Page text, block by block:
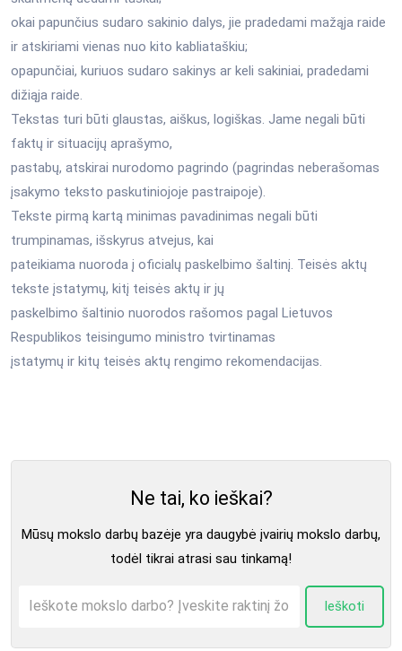
okai papunčius sudaro sakinio dalys, jie pradedami mažąja raide
ir atskiriami vienas nuo kito kabliataškiu;
opapunčiai, kuriuos sudaro sakinys ar keli sakiniai, pradedami
dižiąja raide.
Tekstas turi būti glaustas, aiškus, logiškas. Jame negali būti
faktų ir situacijų aprašymo,
pastabų, atskirai nurodomo pagrindo (pagrindas neberašomas
įsakymo teksto paskutiniojoje pastraipoje).
Tekste pirmą kartą minimas pavadinimas negali būti
trumpinamas, išskyrus atvejus, kai
pateikiama nuoroda į oficialų paskelbimo šaltinį. Teisės aktų
tekste įstatymų, kitį teisės aktų ir jų
paskelbimo šaltinio nuorodos rašomos pagal Lietuvos
Respublikos teisingumo ministro tvirtinamas
įstatymų ir kitų teisės aktų rengimo rekomendacijas.
Ne tai, ko ieškai?
Mūsų mokslo darbų bazėje yra daugybė įvairių mokslo darbų,
todėl tikrai atrasi sau tinkamą!
Ieškoti